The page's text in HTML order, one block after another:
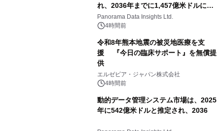
れ、2036年までに1,457億米ドルに達
すると予測されており、予測期間
（2026年～2036年）
Panorama Data Insights Ltd.
4時間前
令和8年熊本地震の被災地医療を支
援 『今日の臨床サポート』を無償提
供
エルゼビア・ジャパン株式会社
4時間前
動的データ管理システム市場は、2025
年に542億米ドルと推定され、2036